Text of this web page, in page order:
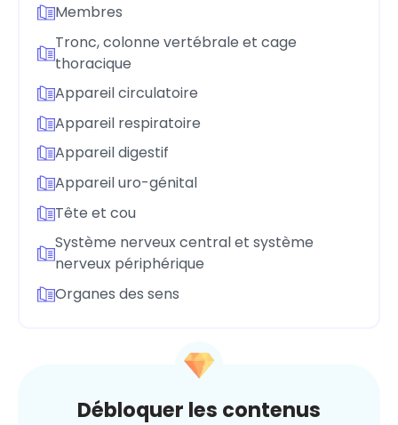
Membres
Tronc, colonne vertébrale et cage
thoracique
Appareil circulatoire
Appareil respiratoire
Appareil digestif
Appareil uro-génital
Tête et cou
Système nerveux central et système
nerveux périphérique
Organes des sens
Débloquer les contenus